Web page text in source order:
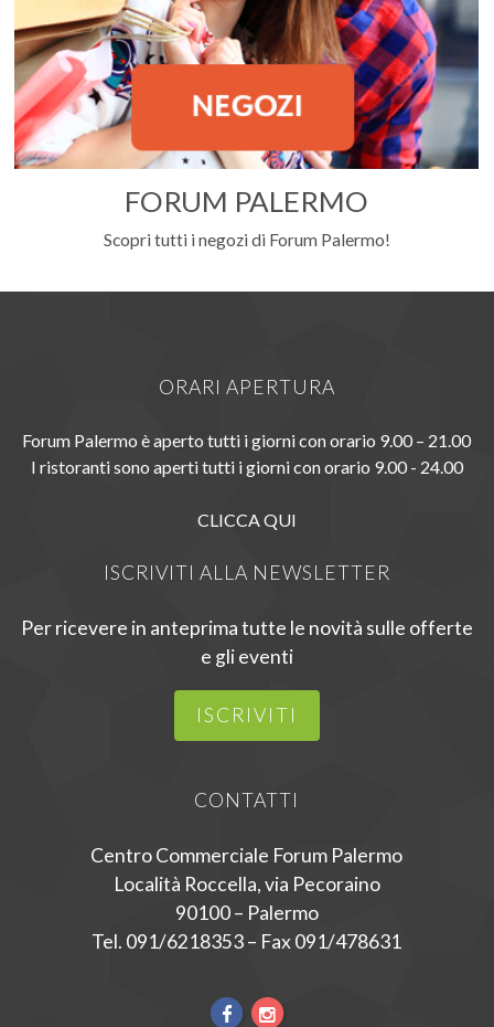
FORUM PALERMO
Scopri tutti i negozi di Forum Palermo!
ORARI APERTURA
Forum Palermo è aperto tutti i giorni con orario 9.00 – 21.00
I ristoranti sono aperti tutti i giorni con orario 9.00 - 24.00
CLICCA QUI
ISCRIVITI ALLA NEWSLETTER
Per ricevere in anteprima tutte le novità sulle offerte
e gli eventi
ISCRIVITI
CONTATTI
Centro Commerciale Forum Palermo
Località Roccella, via Pecoraino
90100 – Palermo
Tel. 091/6218353 – Fax 091/478631